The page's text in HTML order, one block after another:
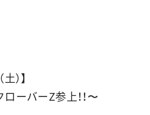
）】
ーバーZ参上！！〜